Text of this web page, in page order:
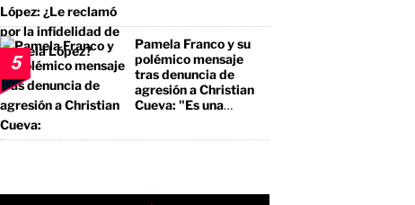
5
Pamela Franco y su
polémico mensaje
tras denuncia de
agresión a Christian
Cueva: "Es una